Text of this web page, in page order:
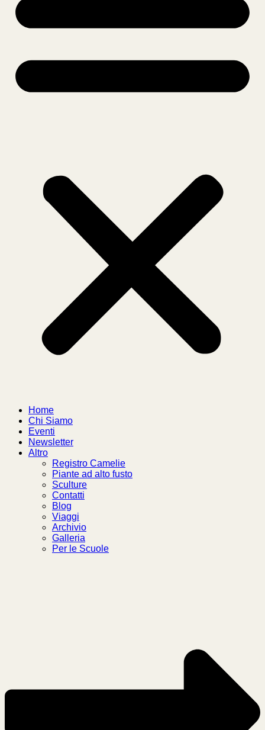
Home
Chi Siamo
Eventi
Newsletter
Altro
Registro Camelie
Piante ad alto fusto
Sculture
Contatti
Blog
Viaggi
Archivio
Galleria
Per le Scuole